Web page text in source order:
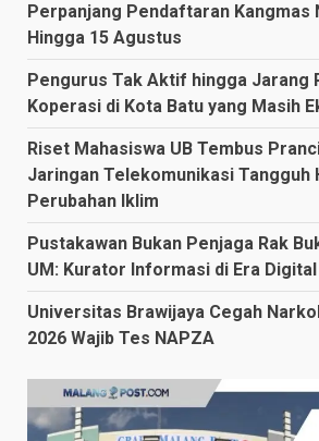
Perpanjang Pendaftaran Kangmas
Hingga 15 Agustus
Pengurus Tak Aktif hingga Jarang
Koperasi di Kota Batu yang Masih
Riset Mahasiswa UB Tembus
Jaringan Telekomunikasi Tangguh
Perubahan Iklim
Pustakawan Bukan Penjaga Rak
UM: Kurator Informasi di Era Digital
Universitas Brawijaya Cegah
2026 Wajib Tes NAPZA